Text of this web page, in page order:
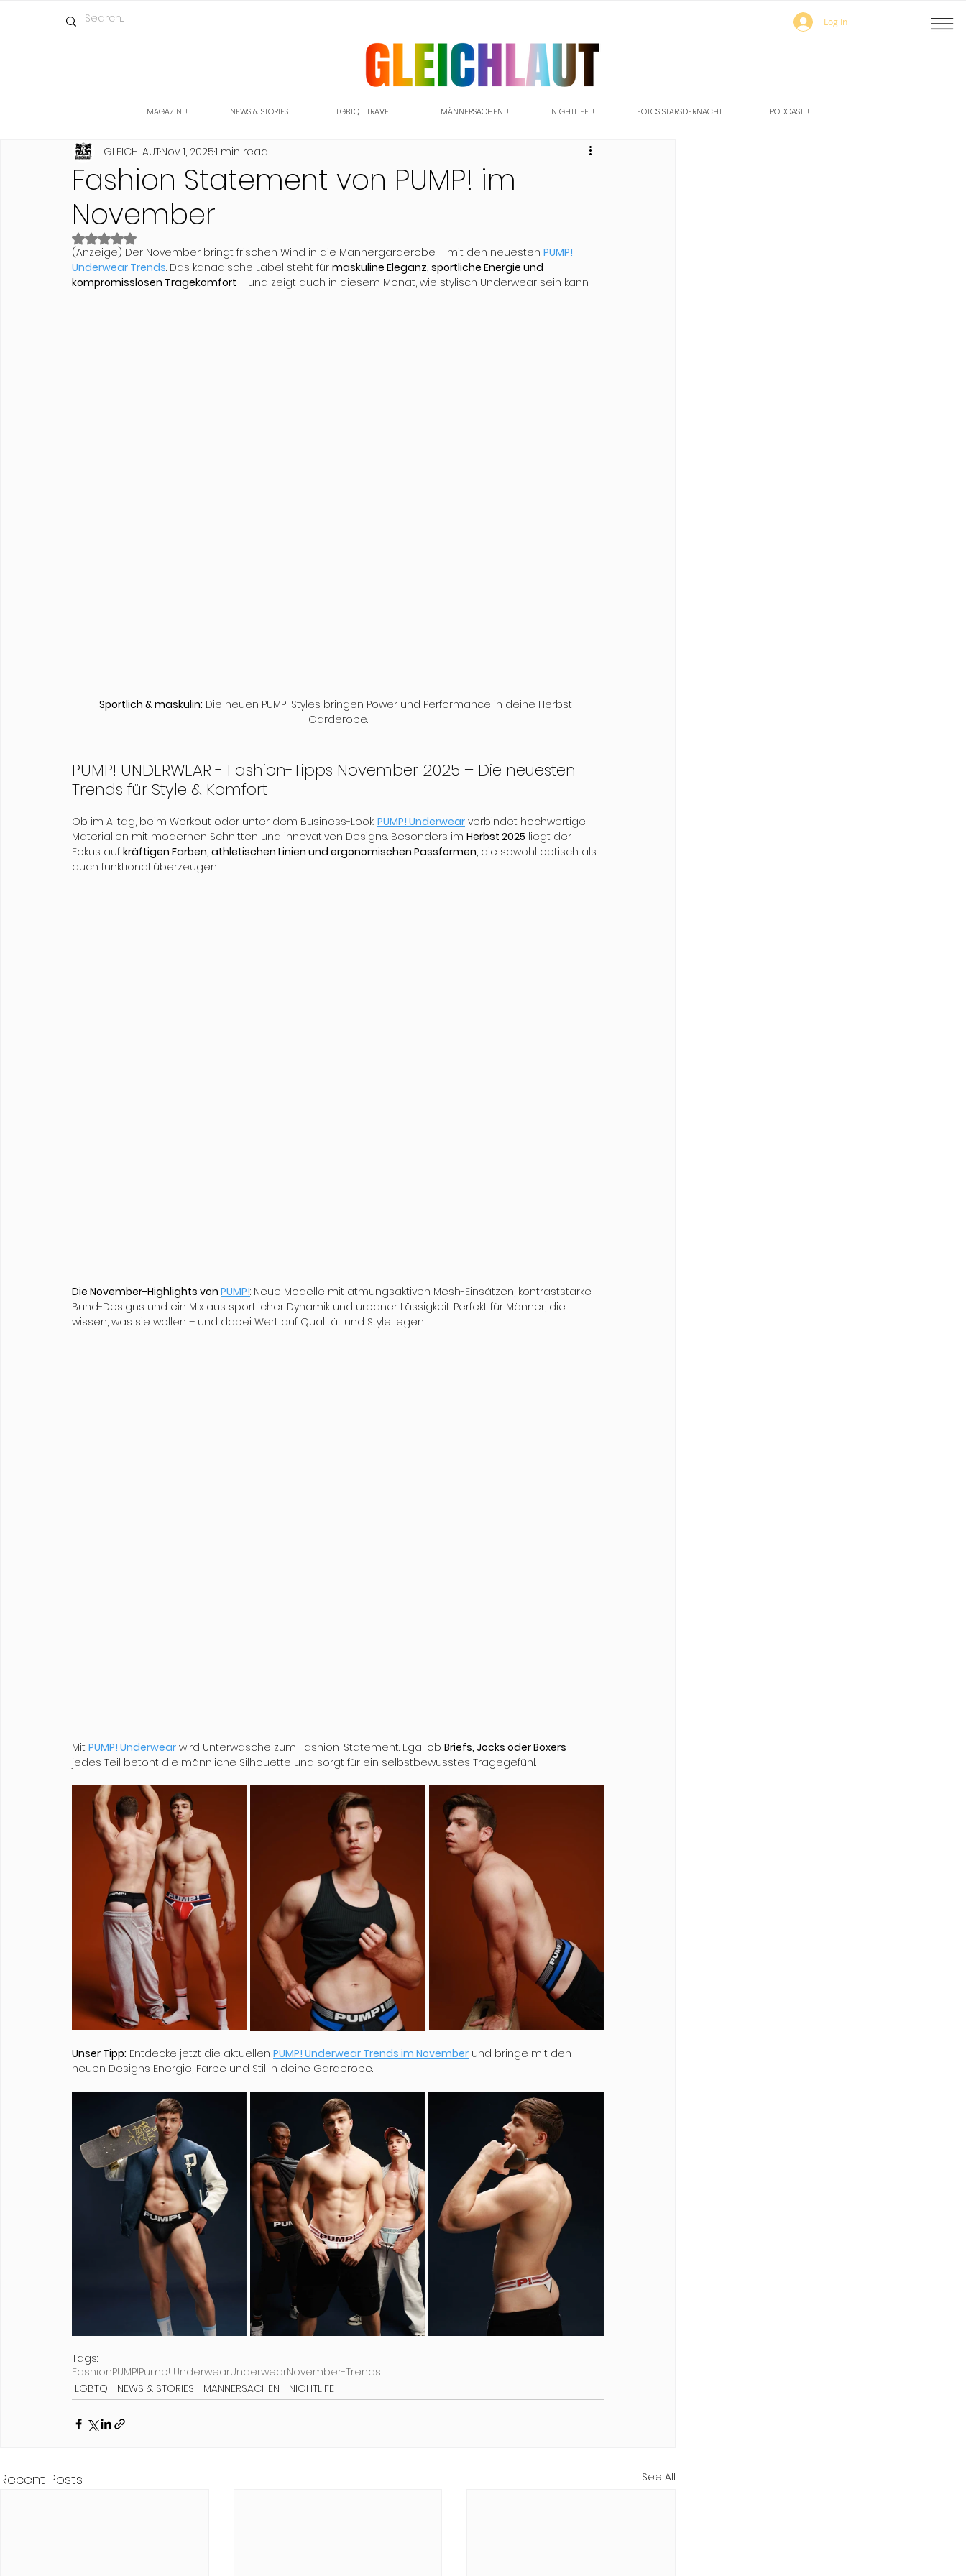
Log In
MAGAZIN + NEWS & STORIES + LGBTQ+ TRAVEL + MÄNNERSACHEN + NIGHTLIFE + FOTOS STARSDERNACHT + PODCAST +
Fashion Statement von PUMP! im
November
GLEICHLAUTNov 1, 20251 min read
Rated NaN out of 5 stars.
(Anzeige) Der November bringt frischen Wind in die Männergarderobe – mit den neuesten PUMP!
Underwear Trends. Das kanadische Label steht für maskuline Eleganz, sportliche Energie und
kompromisslosen Tragekomfort – und zeigt auch in diesem Monat, wie stylisch Underwear sein kann.
Sportlich & maskulin: Die neuen PUMP! Styles bringen Power und Performance in deine Herbst-
Garderobe.
PUMP! UNDERWEAR - Fashion-Tipps November 2025 – Die neuesten
Trends für Style & Komfort
Ob im Alltag, beim Workout oder unter dem Business-Look: PUMP! Underwear verbindet hochwertige
Materialien mit modernen Schnitten und innovativen Designs. Besonders im Herbst 2025 liegt der
Fokus auf kräftigen Farben, athletischen Linien und ergonomischen Passformen, die sowohl optisch als
auch funktional überzeugen.
Die November-Highlights von PUMP!: Neue Modelle mit atmungsaktiven Mesh-Einsätzen, kontraststarke
Bund-Designs und ein Mix aus sportlicher Dynamik und urbaner Lässigkeit. Perfekt für Männer, die
wissen, was sie wollen – und dabei Wert auf Qualität und Style legen.
Mit PUMP! Underwear wird Unterwäsche zum Fashion-Statement. Egal ob Briefs, Jocks oder Boxers –
jedes Teil betont die männliche Silhouette und sorgt für ein selbstbewusstes Tragegefühl.
Unser Tipp: Entdecke jetzt die aktuellen PUMP! Underwear Trends im November und bringe mit den
neuen Designs Energie, Farbe und Stil in deine Garderobe.
Tags:
FashionPUMP!Pump! UnderwearUnderwearNovember-Trends
LGBTQ+ NEWS & STORIES
MÄNNERSACHEN NIGHTLIFE
Recent Posts See All